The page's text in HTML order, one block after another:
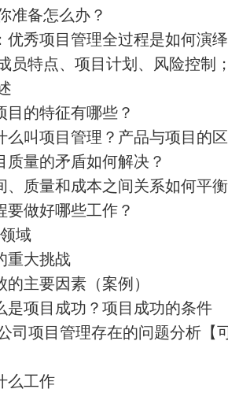
准备怎么办？
优秀项目管理全过程是如何演
员特点、项目计划、风险控制
目的特征有哪些？
么叫项目管理？产品与项目的
质量的矛盾如何解决？
、质量和成本之间关系如何平
要做好哪些工作？
域
重大挑战
主要因素（案例）
是项目成功？项目成功的条件
司项目管理存在的问题分析【
么工作